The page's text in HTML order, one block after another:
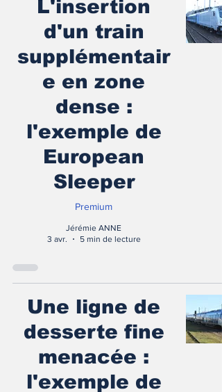
L'insertion
d'un train
supplémentair
e en zone
dense :
l'exemple de
European
Sleeper
Premium
Jérémie ANNE
3 avr.
5 min de lecture
Une ligne de
desserte fine
menacée :
l'exemple de